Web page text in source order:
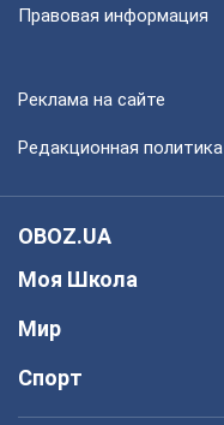
Правовая информация
Реклама на сайте
Редакционная политика
OBOZ.UA
Моя Школа
Мир
Спорт